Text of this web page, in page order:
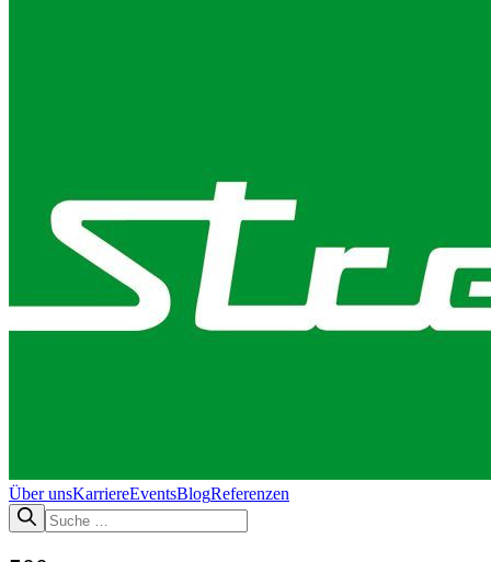
Über unsKarriereEventsBlogReferenzen